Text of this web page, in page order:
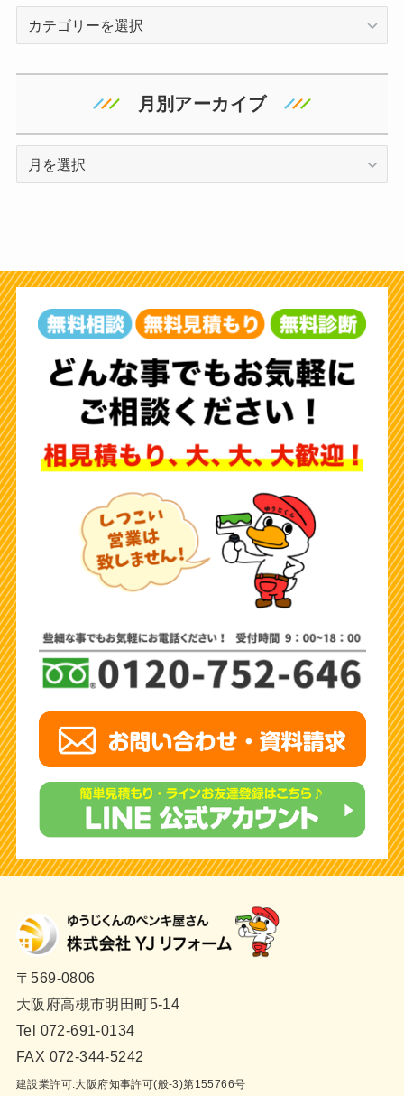
月別アーカイブ
〒569-0806
大阪府高槻市明田町5-14
Tel 072-691-0134
FAX 072-344-5242
建設業許可:大阪府知事許可(般-3)第155766号